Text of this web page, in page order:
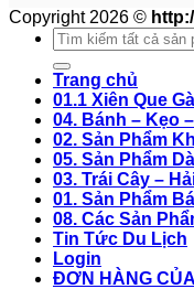
Copyright 2026 ©
Search
for:
Trang chủ
01.1 Xiên Que
04. Bánh – Kẹo
02. Sản Phẩm
05. Sản Phẩm
03. Trái Cây –
01. Sản Phẩm
08. Các Sản
Tin Tức Du Lịch
Login
ĐƠN HÀNG